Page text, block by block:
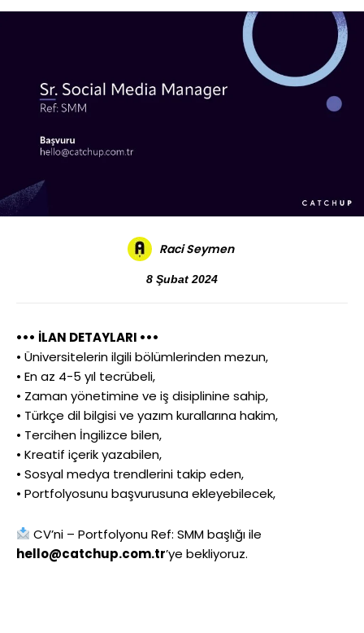
Raci Seymen
8 Şubat 2024
••• İLAN DETAYLARI •••
• Üniversitelerin ilgili bölümlerinden mezun,
• En az 4-5 yıl tecrübeli,
• Zaman yönetimine ve iş disiplinine sahip,
• Türkçe dil bilgisi ve yazım kurallarına hakim,
• Tercihen İngilizce bilen,
• Kreatif içerik yazabilen,
• Sosyal medya trendlerini takip eden,
• Portfolyosunu başvurusuna ekleyebilecek,
CV’ni – Portfolyonu Ref: SMM başlığı ile
hello@catchup.com.tr’ye bekliyoruz.